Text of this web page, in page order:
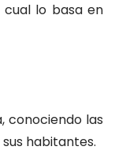
lo basa en
conociendo las
habitantes.